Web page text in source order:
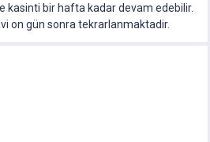
kasinti bir hafta kadar devam edebilir.
on gün sonra tekrarlanmaktadir.